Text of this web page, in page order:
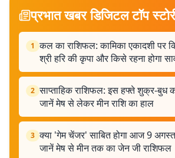
प्रभात खबर डिजिटल टॉप
1 कल का राशिफल: कामिका एकादशी पर
श्री हरि की कृपा और किसे रहना होगा
2 साप्ताहिक राशिफल: इस हफ्ते शुक्र-बुध
जानें मेष से लेकर मीन राशि का हाल
3 क्या 'गेम चेंजर' साबित होगा आज 9
जानें मेष से मीन तक का जेन जी राशिफल